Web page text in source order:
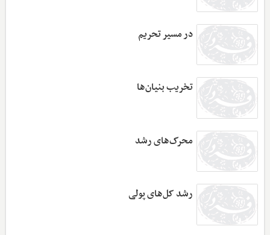
در مسیر تحریم
تخریب بنیان‌ها
محرک‌های رشد
رشد کل‌های پولی